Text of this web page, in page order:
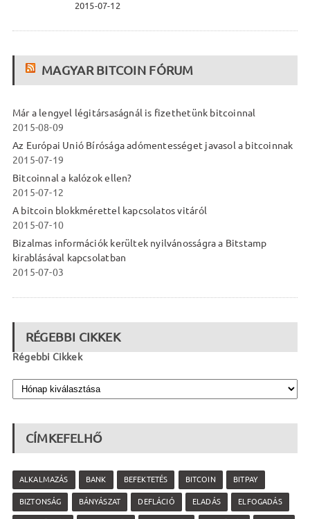
2015-07-12
MAGYAR BITCOIN FÓRUM
Már a lengyel légitársaságnál is fizethetünk bitcoinnal
2015-08-09
Az Európai Unió Bírósága adómentességet javasol a bitcoinnak
2015-07-19
Bitcoinnal a kalózok ellen?
2015-07-12
A bitcoin blokkmérettel kapcsolatos vitáról
2015-07-10
Bizalmas információk kerültek nyilvánosságra a Bitstamp
kirablásával kapcsolatban
2015-07-03
RÉGEBBI CIKKEK
Régebbi Cikkek
CÍMKEFELHŐ
ALKALMAZÁS BANK BEFEKTETÉS BITCOIN BITPAY
BIZTONSÁG BÁNYÁSZAT DEFLÁCIÓ ELADÁS ELFOGADÁS